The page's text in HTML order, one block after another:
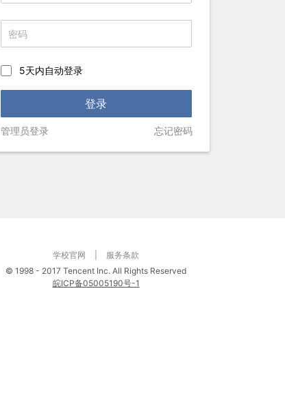
5天内自动登录
管理员登录 忘记密码
学校官网
服务条款
© 1998 - 2017 Tencent Inc. All Rights Reserved
皖ICP备05005190号-1